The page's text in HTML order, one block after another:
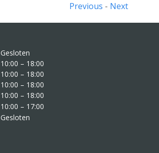
Previous - Next
Gesloten
10:00 – 18:00
10:00 – 18:00
10:00 – 18:00
10:00 – 18:00
10:00 – 17:00
Gesloten